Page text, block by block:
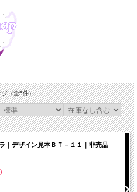
ジ（全5件）
｜デザイン見本ＢＴ－１１｜非売品